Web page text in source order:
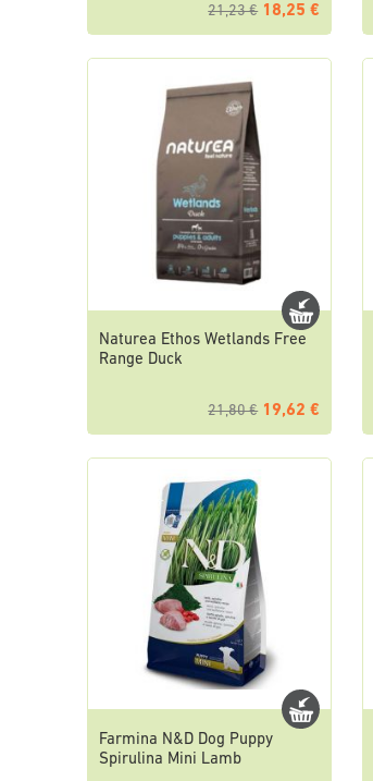
21,23 € 18,25 €
Naturea Ethos Wetlands Free
Range Duck
21,80 € 19,62 €
Farmina N&D Dog Puppy
Spirulina Mini Lamb